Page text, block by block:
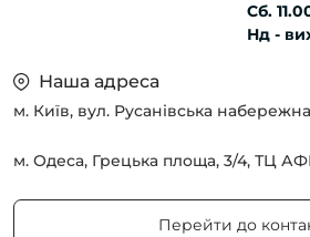
Сб.
Нд -
Наша адреса
м. Київ, вул. Русанівська
м. Одеса, Грецька площа, 3/4, ТЦ
Перейти до